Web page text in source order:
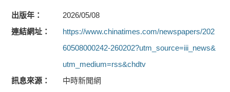
出版年
2026/05/08
連結網址
https://www.chinatimes.com/newspapers/202
60508000242-260202?utm_source=iii_news&
utm_medium=rss&chdtv
訊息來源
中時新聞網